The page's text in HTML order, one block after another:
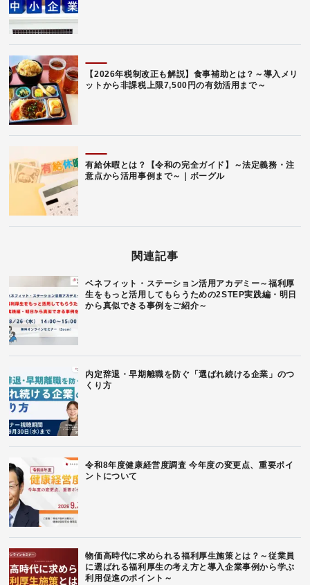
【2026年税制改正も解説】食事補助とは？～導入メリ
ットから非課税上限7,500円の有効活用まで～
有給休暇とは？【令和の完全ガイド】～法定義務・注
意点から活用事例まで～｜ボーグル
関連記事
ベネフィット・ステーション活用アカデミー～福利厚
生をもっと活用してもらうための2STEP実践編・明日
から真似できる事例をご紹介～
内定辞退・早期離職を防ぐ「選ばれ続ける企業」のつ
くり方
令和8年度健康経営度調査 今年度の変更点、重要ポイ
ントについて
物価高時代に求められる福利厚生施策とは？～従業員
に選ばれる福利厚生の考え方と導入企業事例から学ぶ
利用促進のポイント～